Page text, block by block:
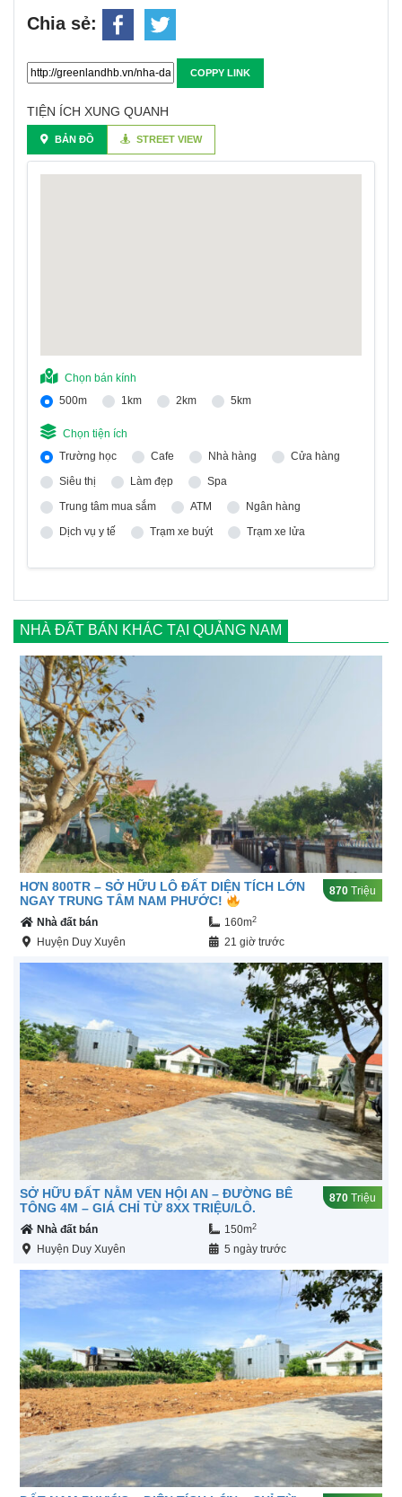
Chia sẻ:
COPPY LINK
TIỆN ÍCH XUNG QUANH
BẢN ĐỒ STREET VIEW
Chọn bán kính
500m
1km 2km 5km
Chọn tiện ích
Trường học
Cafe Nhà hàng
Cửa hàng
Siêu thị
Làm đẹp
Spa
Trung tâm mua sắm
ATM
Ngân hàng
Dịch vụ y tế
Trạm xe buýt Trạm xe lửa
NHÀ ĐẤT BÁN KHÁC TẠI QUẢNG NAM
HƠN 800TR – SỞ HỮU LÔ ĐẤT DIỆN TÍCH LỚN
NGAY TRUNG TÂM NAM PHƯỚC!
870 Triệu
Nhà đất bán 160m2
Huyện Duy Xuyên 21 giờ trước
SỞ HỮU ĐẤT NẰM VEN HỘI AN – ĐƯỜNG BÊ
TÔNG 4M – GIÁ CHỈ TỪ 8XX TRIỆU/LÔ.
870 Triệu
Nhà đất bán 150m2
Huyện Duy Xuyên 5 ngày trước